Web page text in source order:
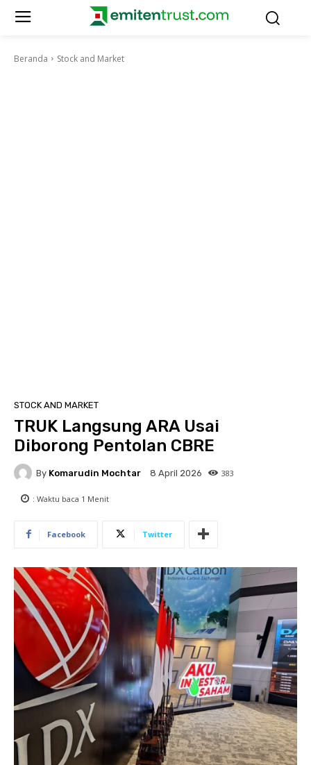
Beranda Stock and Market
STOCK AND MARKET
TRUK Langsung ARA Usai
Diborong Pentolan CBRE
By Komarudin Mochtar 8 April 2026 383
: Waktu baca 1 Menit
Facebook Twitter